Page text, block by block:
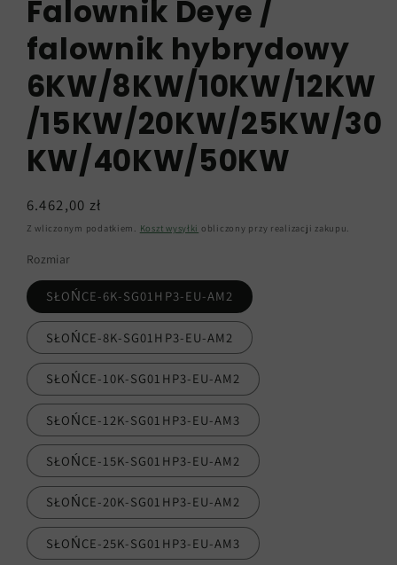
Falownik Deye /
falownik hybrydowy
6KW/8KW/10KW/12KW
/15KW/20KW/25KW/30
KW/40KW/50KW
Cena
regularna
6.462,00 zł
Z wliczonym podatkiem. Koszt wysyłki obliczony przy realizacji zakupu.
Rozmiar
SŁOŃCE-6K-SG01HP3-EU-AM2
SŁOŃCE-8K-SG01HP3-EU-AM2
SŁOŃCE-10K-SG01HP3-EU-AM2
SŁOŃCE-12K-SG01HP3-EU-AM3
SŁOŃCE-15K-SG01HP3-EU-AM2
SŁOŃCE-20K-SG01HP3-EU-AM2
SŁOŃCE-25K-SG01HP3-EU-AM3